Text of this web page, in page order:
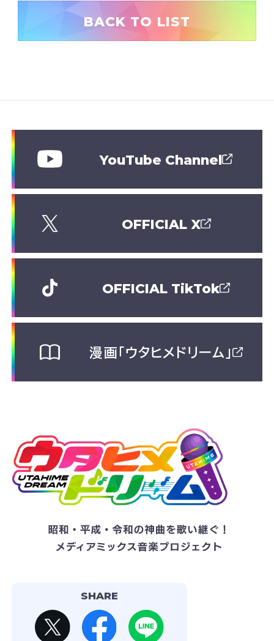
BACK TO LIST
YouTube Channel
OFFICIAL X
OFFICIAL TikTok
漫画「ウタヒメドリーム」
SHARE